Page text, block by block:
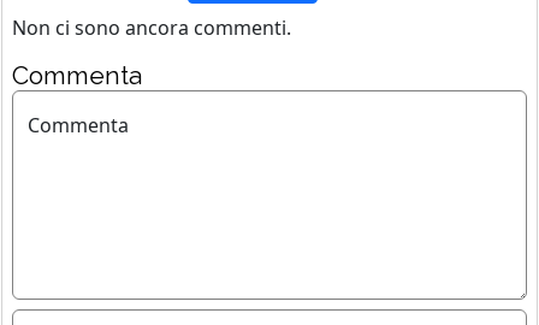
Non ci sono ancora commenti.
Commenta
Commenta